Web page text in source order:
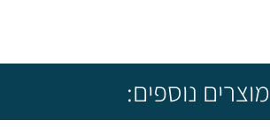
מוצרים נוספים: